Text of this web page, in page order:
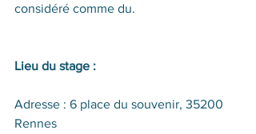
considéré comme du.
Lieu du stage :
Adresse : 6 place du souvenir, 35200
Rennes